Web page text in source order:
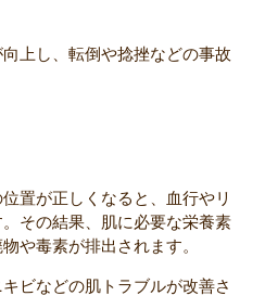
上し、転倒や捻挫などの事故
置が正しくなると、血行やリ
その結果、肌に必要な栄養素
や毒素が排出されます。
ビなどの肌トラブルが改善さ